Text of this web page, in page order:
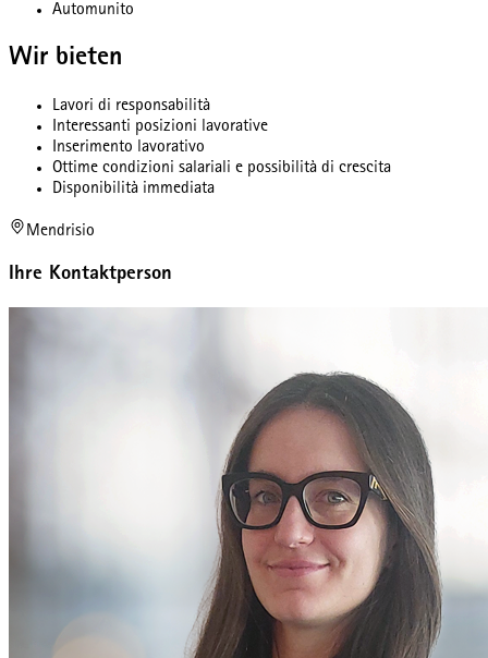
Automunito
Wir bieten
Lavori di responsabilità
Interessanti posizioni lavorative
Inserimento lavorativo
Ottime condizioni salariali e possibilità di crescita
Disponibilità immediata
Mendrisio
Ihre Kontaktperson